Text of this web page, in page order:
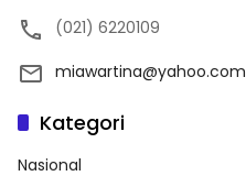
(021) 6220109
miawartina@yahoo.com
Kategori
Nasional